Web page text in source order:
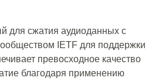
для сжатия аудиоданных с
IETF для поддержки
превосходное качество
благодаря применению